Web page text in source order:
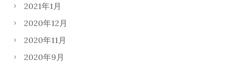
2021年1月
2020年12月
2020年11月
2020年9月